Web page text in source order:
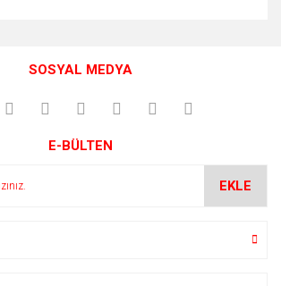
Yorum Yaz
için teşekkür ederiz.
eksik bilgiler bulunuyor.
SOSYAL MEDYA
E-BÜLTEN
EKLE